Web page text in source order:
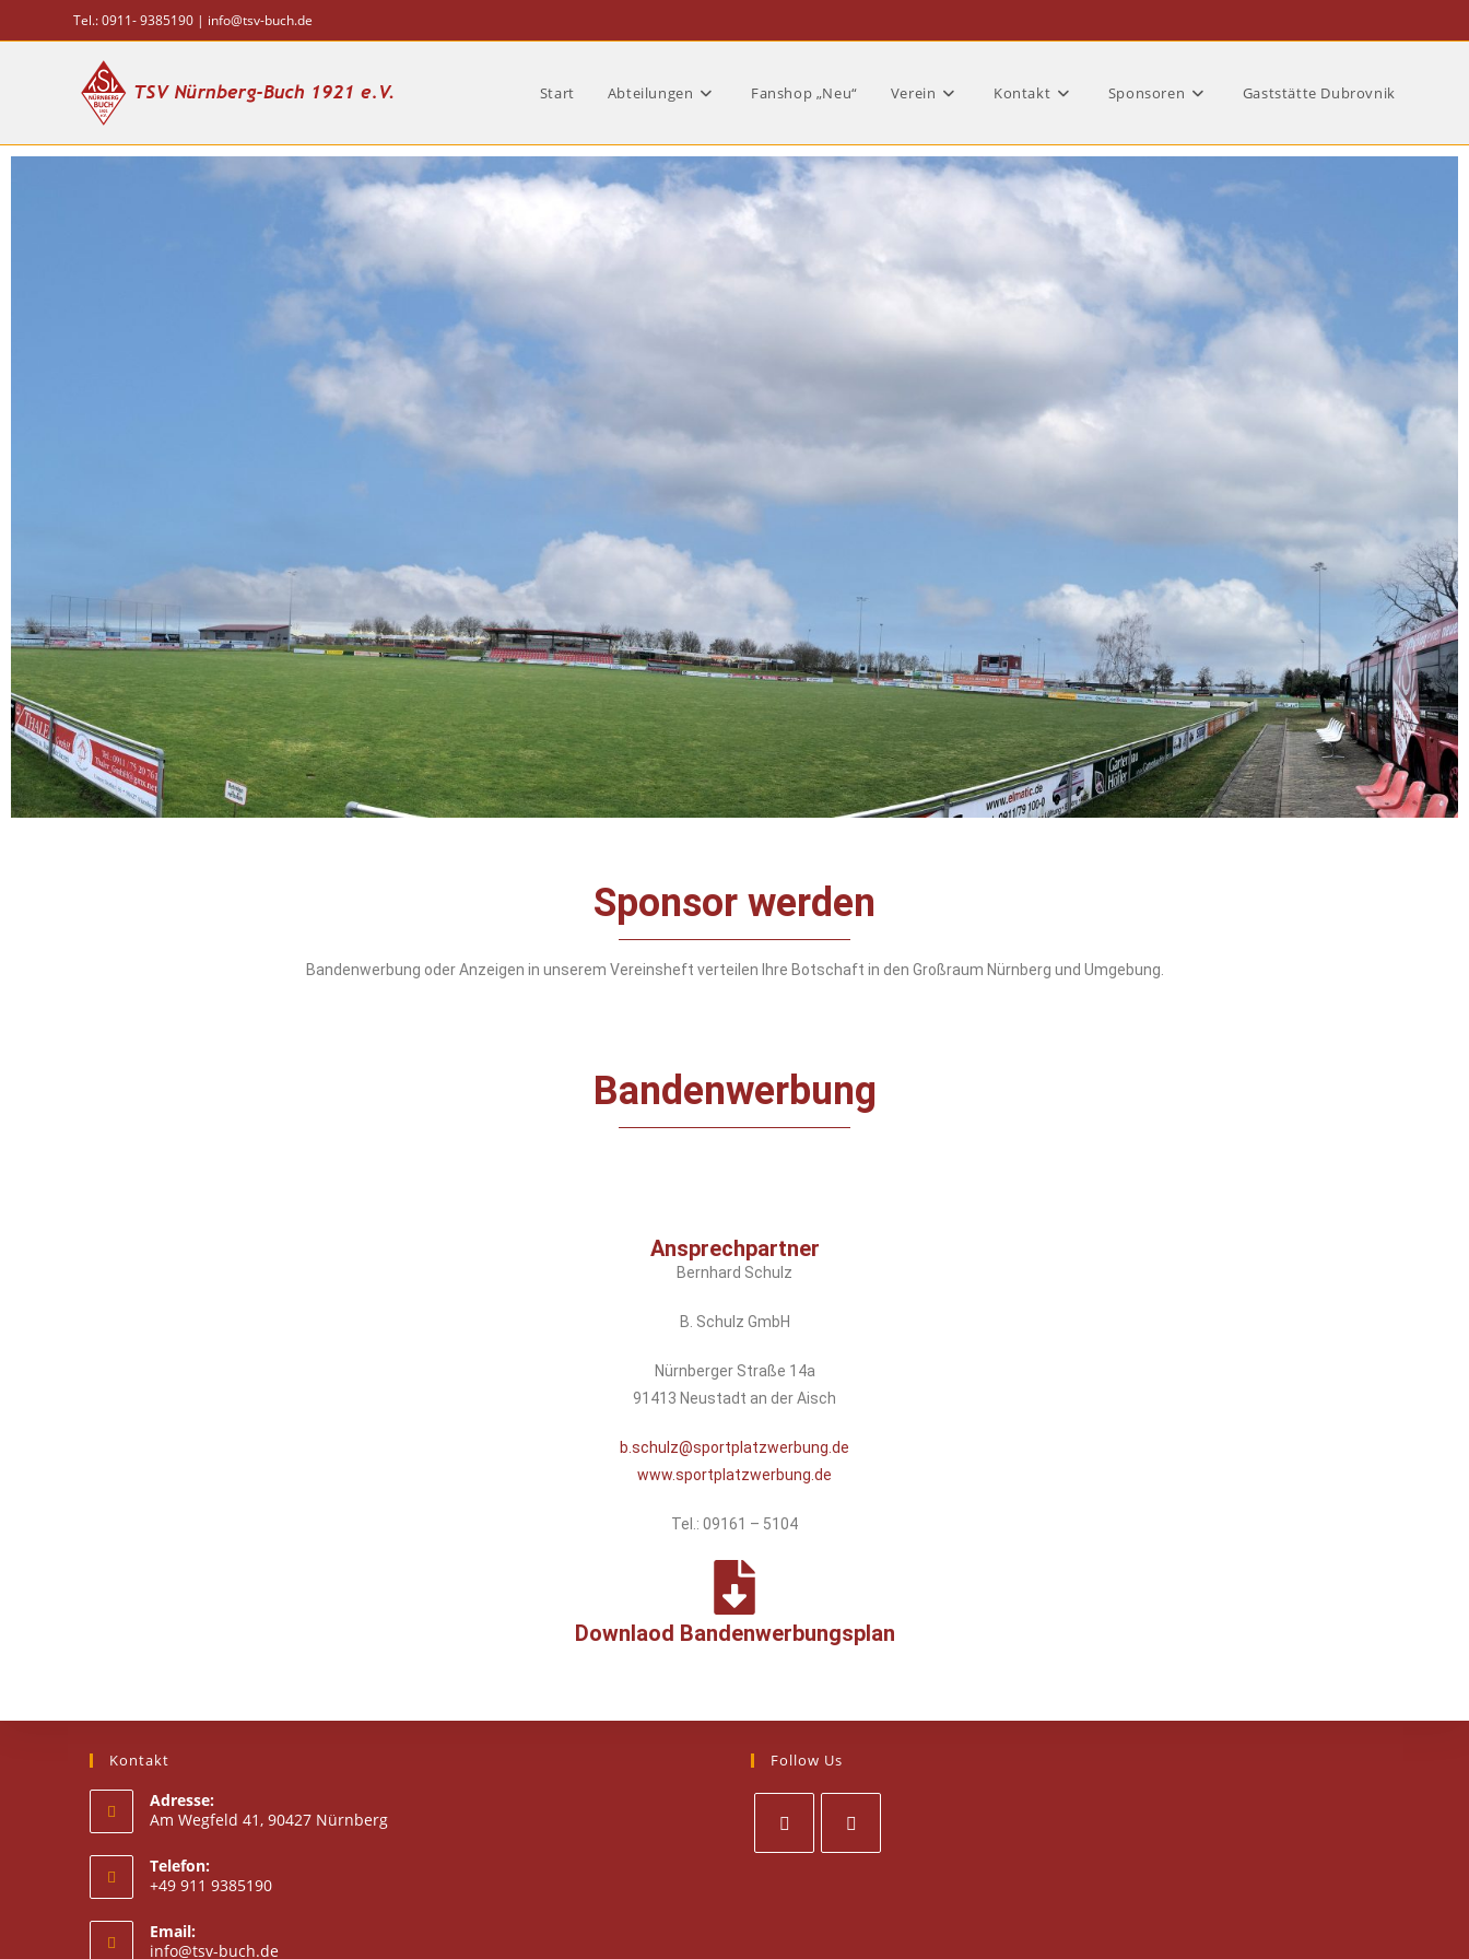
Tel.: 0911- 9385190 | info@tsv-buch.de
Start Abteilungen Fanshop „Neu“ Verein Kontakt Sponsoren Gaststätte Dubrovnik
Sponsor werden
Bandenwerbung oder Anzeigen in unserem Vereinsheft verteilen Ihre Botschaft in den Großraum Nürnberg und Umgebung.
Bandenwerbung
Ansprechpartner
Bernhard Schulz
B. Schulz GmbH
Nürnberger Straße 14a
91413 Neustadt an der Aisch
b.schulz@sportplatzwerbung.de
www.sportplatzwerbung.de
Tel.: 09161 – 5104
Downlaod Bandenwerbungsplan
Kontakt
Adresse:
Am Wegfeld 41, 90427 Nürnberg
Telefon:
+49 911 9385190
Email:
info@tsv-buch.de
Follow Us